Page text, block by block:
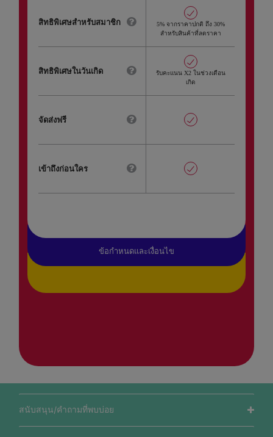
สิทธิพิเศษสำหรับสมาชิก
5% จากราคาปกติ ถึง 30%
สำหรับสินค้าที่ลดราคา
สิทธิพิเศษในวันเกิด
รับคะแนน X2 ในช่วงเดือน
เกิด
จัดส่งฟรี
เข้าถึงก่อนใคร
ข้อกำหนดและเงื่อนไข
สนับสนุน/คำถามที่พบบ่อย